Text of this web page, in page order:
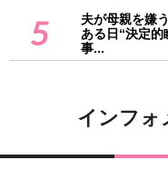
5
夫が母親を嫌
ある日“決定
事...
インフォ